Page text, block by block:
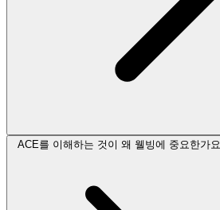
ACE를 이해하는 것이 왜 웰빙에 중요한가요